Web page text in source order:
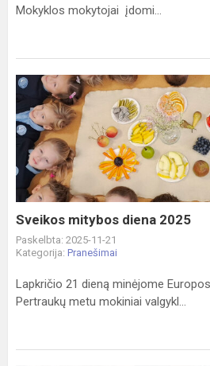
Mokyklos mokytojai įdomi...
Sveikos
mitybos
diena
2025
Sveikos mitybos diena 2025
Paskelbta: 2025-11-21
Kategorija: Pranešimai
Lapkričio 21 dieną minėjome
Pertraukų metu mokiniai valgykl...